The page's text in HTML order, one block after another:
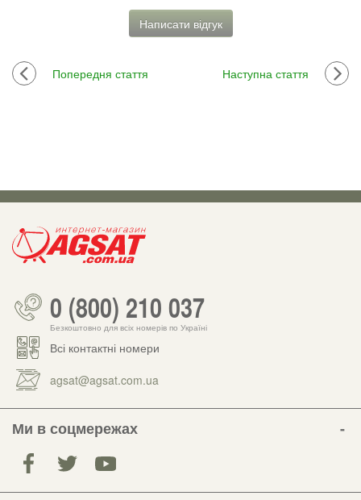
Написати відгук
Попередня стаття Наступна стаття
0 (800) 210 037
Безкоштовно для всіх номерів по Україні
Всі контактні номери
agsat@agsat.com.ua
Ми в соцмережах